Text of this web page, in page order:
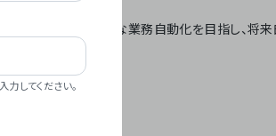
」 – 世界的な業務自動化を目指し、将来
してください。